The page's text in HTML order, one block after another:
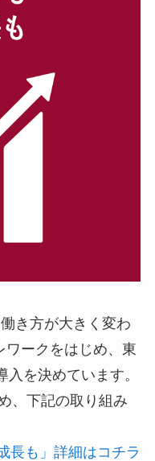
き方が大きく変わ
ワークをはじめ、東
を決めています。
、下記の取り組み
長も」詳細はコチラ